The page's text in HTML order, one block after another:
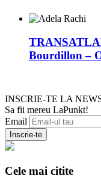
Bourdillon –
INSCRIE-TE LA
Sa fii mereu LaPunkt!
Email
Cele mai citite